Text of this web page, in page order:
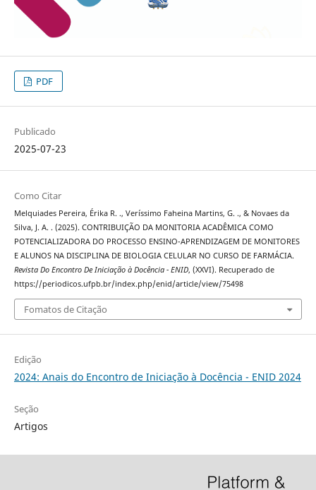
PDF
Publicado
2025-07-23
Como Citar
Melquiades Pereira, Érika R. ., Veríssimo Faheina Martins, G. ., & Novaes da
Silva, J. A. . (2025). CONTRIBUIÇÃO DA MONITORIA ACADÊMICA COMO
POTENCIALIZADORA DO PROCESSO ENSINO-APRENDIZAGEM DE MONITORES
E ALUNOS NA DISCIPLINA DE BIOLOGIA CELULAR NO CURSO DE FARMÁCIA.
Revista Do Encontro De Iniciação à Docência - ENID, (XXVI). Recuperado de
https://periodicos.ufpb.br/index.php/enid/article/view/75498
Fomatos de Citação
Edição
2024: Anais do Encontro de Iniciação à Docência - ENID 2024
Seção
Artigos